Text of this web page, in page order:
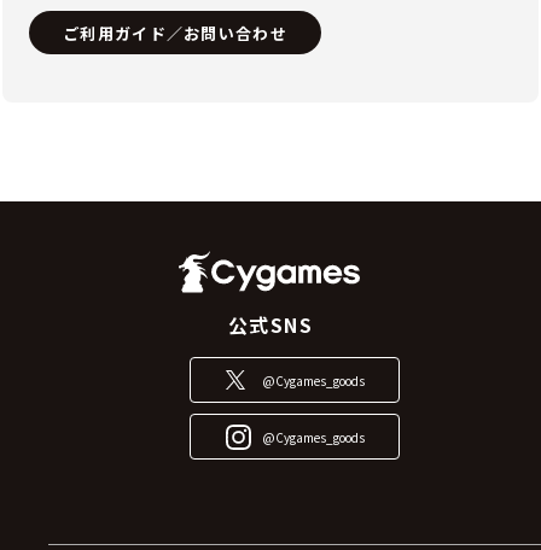
ご利用ガイド／お問い合わせ
公式SNS
@Cygames_goods
@Cygames_goods